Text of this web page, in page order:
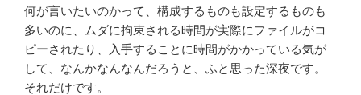
何が言いたいのかって、構成するものも設定するものも
多いのに、ムダに拘束される時間が実際にファイルがコ
ピーされたり、入手することに時間がかかっている気が
して、なんかなんなんだろうと、ふと思った深夜です。
それだけです。